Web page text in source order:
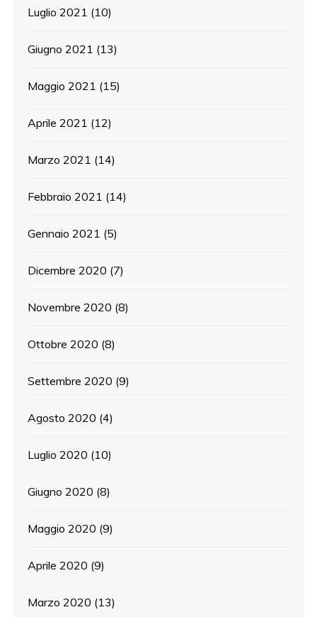
Luglio 2021 (10)
Giugno 2021 (13)
Maggio 2021 (15)
Aprile 2021 (12)
Marzo 2021 (14)
Febbraio 2021 (14)
Gennaio 2021 (5)
Dicembre 2020 (7)
Novembre 2020 (8)
Ottobre 2020 (8)
Settembre 2020 (9)
Agosto 2020 (4)
Luglio 2020 (10)
Giugno 2020 (8)
Maggio 2020 (9)
Aprile 2020 (9)
Marzo 2020 (13)